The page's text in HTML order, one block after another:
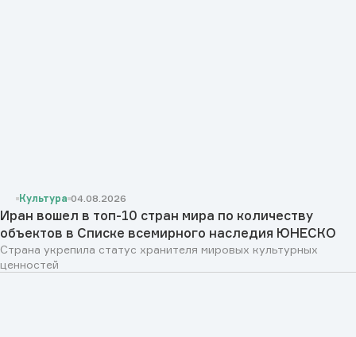
Культура 04.08.2026
Иран вошел в топ-10 стран мира по количеству
объектов в Списке всемирного наследия ЮНЕСКО
Страна укрепила статус хранителя мировых культурных
ценностей